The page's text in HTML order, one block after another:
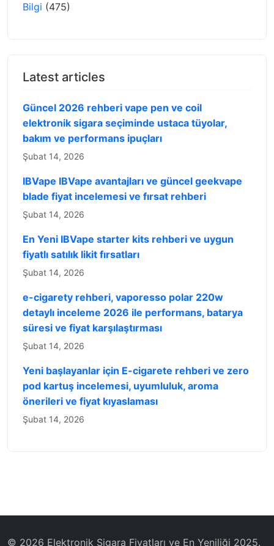
Bilgi (475)
Latest articles
Güncel 2026 rehberi vape pen ve coil
elektronik sigara seçiminde ustaca tüyolar,
bakım ve performans ipuçları
Şubat 14, 2026
IBVape IBVape avantajları ve güncel geekvape
blade fiyat incelemesi ve fırsat rehberi
Şubat 14, 2026
En Yeni IBVape starter kits rehberi ve uygun
fiyatlı satılık likit fırsatları
Şubat 14, 2026
e-cigarety rehberi, vaporesso polar 220w
detaylı inceleme 2026 ile performans, batarya
süresi ve fiyat karşılaştırması
Şubat 14, 2026
Yeni başlayanlar için E-cigarete rehberi ve zero
pod kartuş incelemesi, uyumluluk, aroma
önerileri ve fiyat kıyaslaması
Şubat 14, 2026
© 2026 Elektronik Sigara Fiyatları ve En Yeniliği 2025.